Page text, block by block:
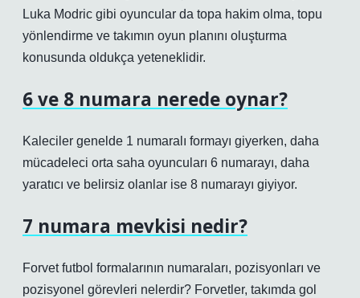
Luka Modric gibi oyuncular da topa hakim olma, topu
yönlendirme ve takımın oyun planını oluşturma
konusunda oldukça yeteneklidir.
6 ve 8 numara nerede oynar?
Kaleciler genelde 1 numaralı formayı giyerken, daha
mücadeleci orta saha oyuncuları 6 numarayı, daha
yaratıcı ve belirsiz olanlar ise 8 numarayı giyiyor.
7 numara mevkisi nedir?
Forvet futbol formalarının numaraları, pozisyonları ve
pozisyonel görevleri nelerdir? Forvetler, takımda gol